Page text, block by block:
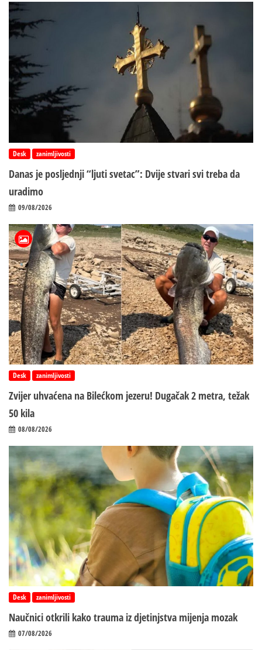
Desk zanimljivosti
Danas je posljednji “ljuti svetac”: Dvije stvari svi treba da
uradimo
09/08/2026
Desk zanimljivosti
Zvijer uhvaćena na Bilećkom jezeru! Dugačak 2 metra, težak
50 kila
08/08/2026
Desk zanimljivosti
Naučnici otkrili kako trauma iz d‌jetinjstva mijenja mozak
07/08/2026